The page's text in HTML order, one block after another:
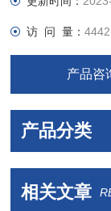
访 问 量：4442
产品咨
产品分类
相关文章